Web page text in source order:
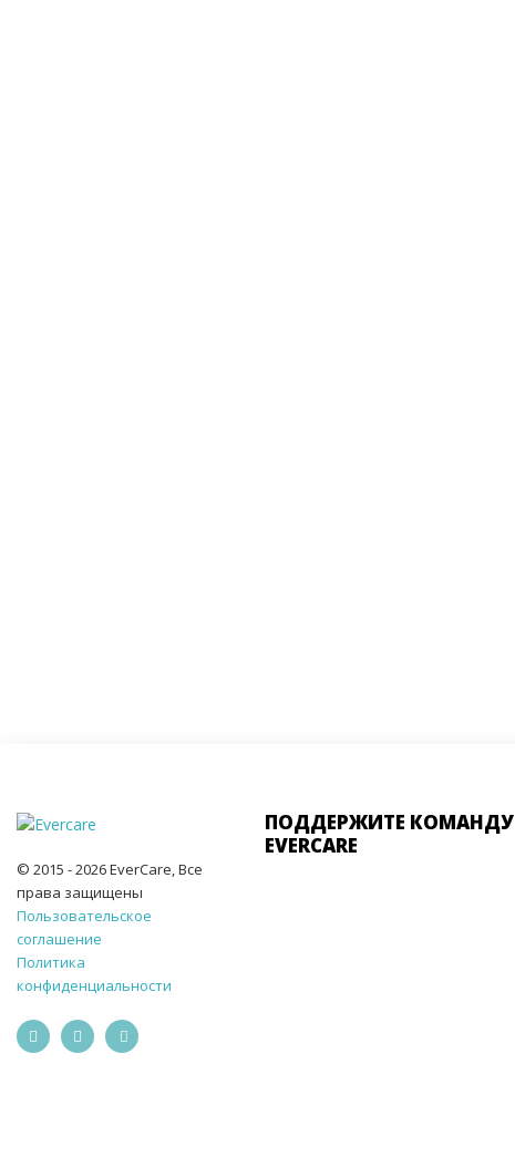
© 2015 - 2026 EverCare, Все
права защищены
Пользовательское
соглашение
Политика
конфиденциальности
ПОДДЕРЖИТЕ КОМАНДУ
EVERCARE